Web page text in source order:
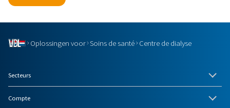
Oplossingen voor Soins de santé Centre de dialyse
Secteurs
Compte